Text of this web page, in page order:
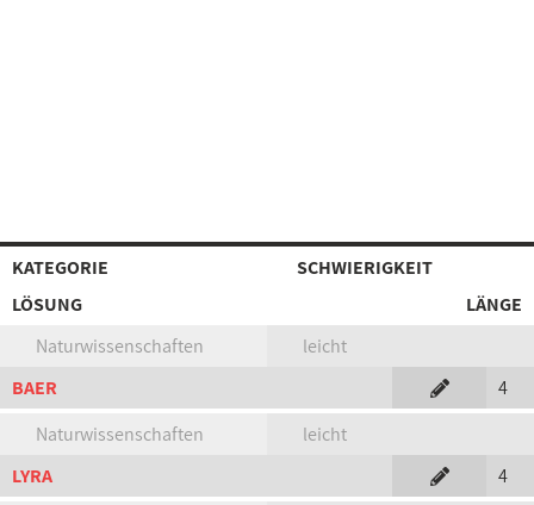
KATEGORIE
SCHWIERIGKEIT
LÖSUNG
LÄNGE
Naturwissenschaften
leicht
BAER
4
Naturwissenschaften
leicht
LYRA
4